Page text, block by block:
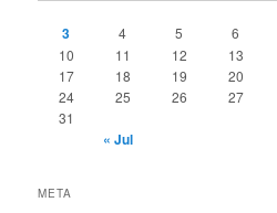
3 4 5 6
10
11 12 13
17
18 19 20
24
25 26 27
31
« Jul
META